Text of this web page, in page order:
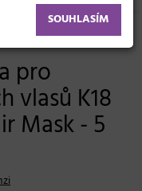
pro
vlasů K18
Mask - 5
SOUHLASÍM